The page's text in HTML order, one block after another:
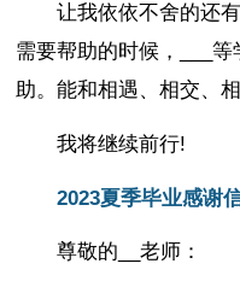
让我依依不舍的还
需要帮助的时候，___
助。能和相遇、相交、
我将继续前行!
2023夏季毕业感谢
尊敬的__老师：